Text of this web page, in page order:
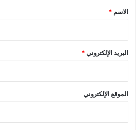
*
الاسم *
البريد الإلكتروني*
الموقع الإلكتروني